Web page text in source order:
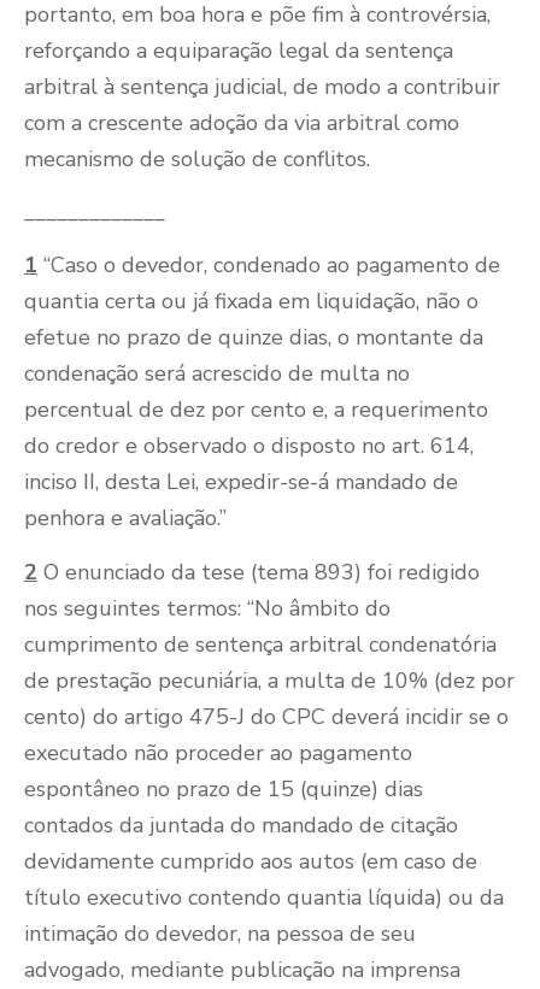
portanto, em boa hora e põe fim à controvérsia,
reforçando a equiparação legal da sentença
arbitral à sentença judicial, de modo a contribuir
com a crescente adoção da via arbitral como
mecanismo de solução de conflitos.
_____________
1 “Caso o devedor, condenado ao pagamento de
quantia certa ou já fixada em liquidação, não o
efetue no prazo de quinze dias, o montante da
condenação será acrescido de multa no
percentual de dez por cento e, a requerimento
do credor e observado o disposto no art. 614,
inciso II, desta Lei, expedir-se-á mandado de
penhora e avaliação.”
2 O enunciado da tese (tema 893) foi redigido
nos seguintes termos: “No âmbito do
cumprimento de sentença arbitral condenatória
de prestação pecuniária, a multa de 10% (dez por
cento) do artigo 475-J do CPC deverá incidir se o
executado não proceder ao pagamento
espontâneo no prazo de 15 (quinze) dias
contados da juntada do mandado de citação
devidamente cumprido aos autos (em caso de
título executivo contendo quantia líquida) ou da
intimação do devedor, na pessoa de seu
advogado, mediante publicação na imprensa